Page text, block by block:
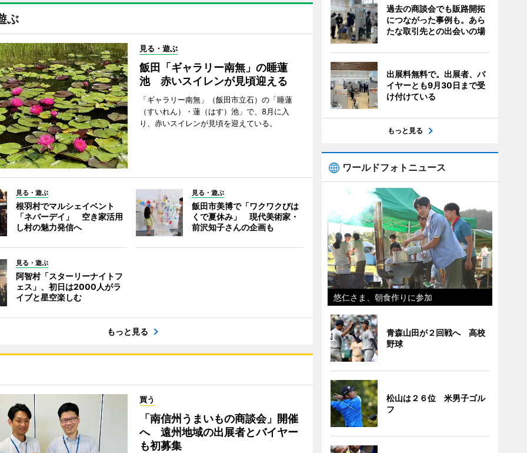
ぶ
見る・遊ぶ
飯田「ギャラリー南無」の睡蓮
池 赤いスイレンが見頃迎える
「ギャラリー南無」（飯田市立石）の「睡蓮
（すいれん）・蓮（はす）池」で、8月に入
り、赤いスイレンが見頃を迎えている。
見る・遊ぶ
根羽村でマルシェイベント
「ネバーデイ」 空き家活用
し村の魅力発信へ
見る・遊ぶ
飯田市美博で「ワクワクびは
くで夏休み」 現代美術家・
前沢知子さんの企画も
見る・遊ぶ
阿智村「スターリーナイトフ
ェス」、初日は2000人がラ
イブと星空楽しむ
もっと見る
買う
「南信州うまいもの商談会」開催
へ 遠州地域の出展者とバイヤー
も初募集
過去の商談会でも販路開拓
につながった事例も。あら
たな取引先との出会いの場
出展料無料で。出展者、バ
イヤーとも9月30日まで受
け付けている
もっと見る
ワールドフォトニュース
悠仁さま、朝食作りに参加
青森山田が２回戦へ 高校
野球
松山は２６位 米男子ゴル
フ